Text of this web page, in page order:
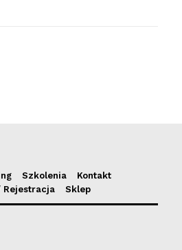
Szkolenia
Kontakt
Rejestracja
Sklep